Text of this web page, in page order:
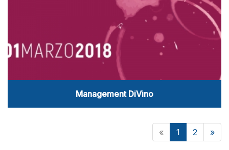
Management DiVino
« 1 2 »